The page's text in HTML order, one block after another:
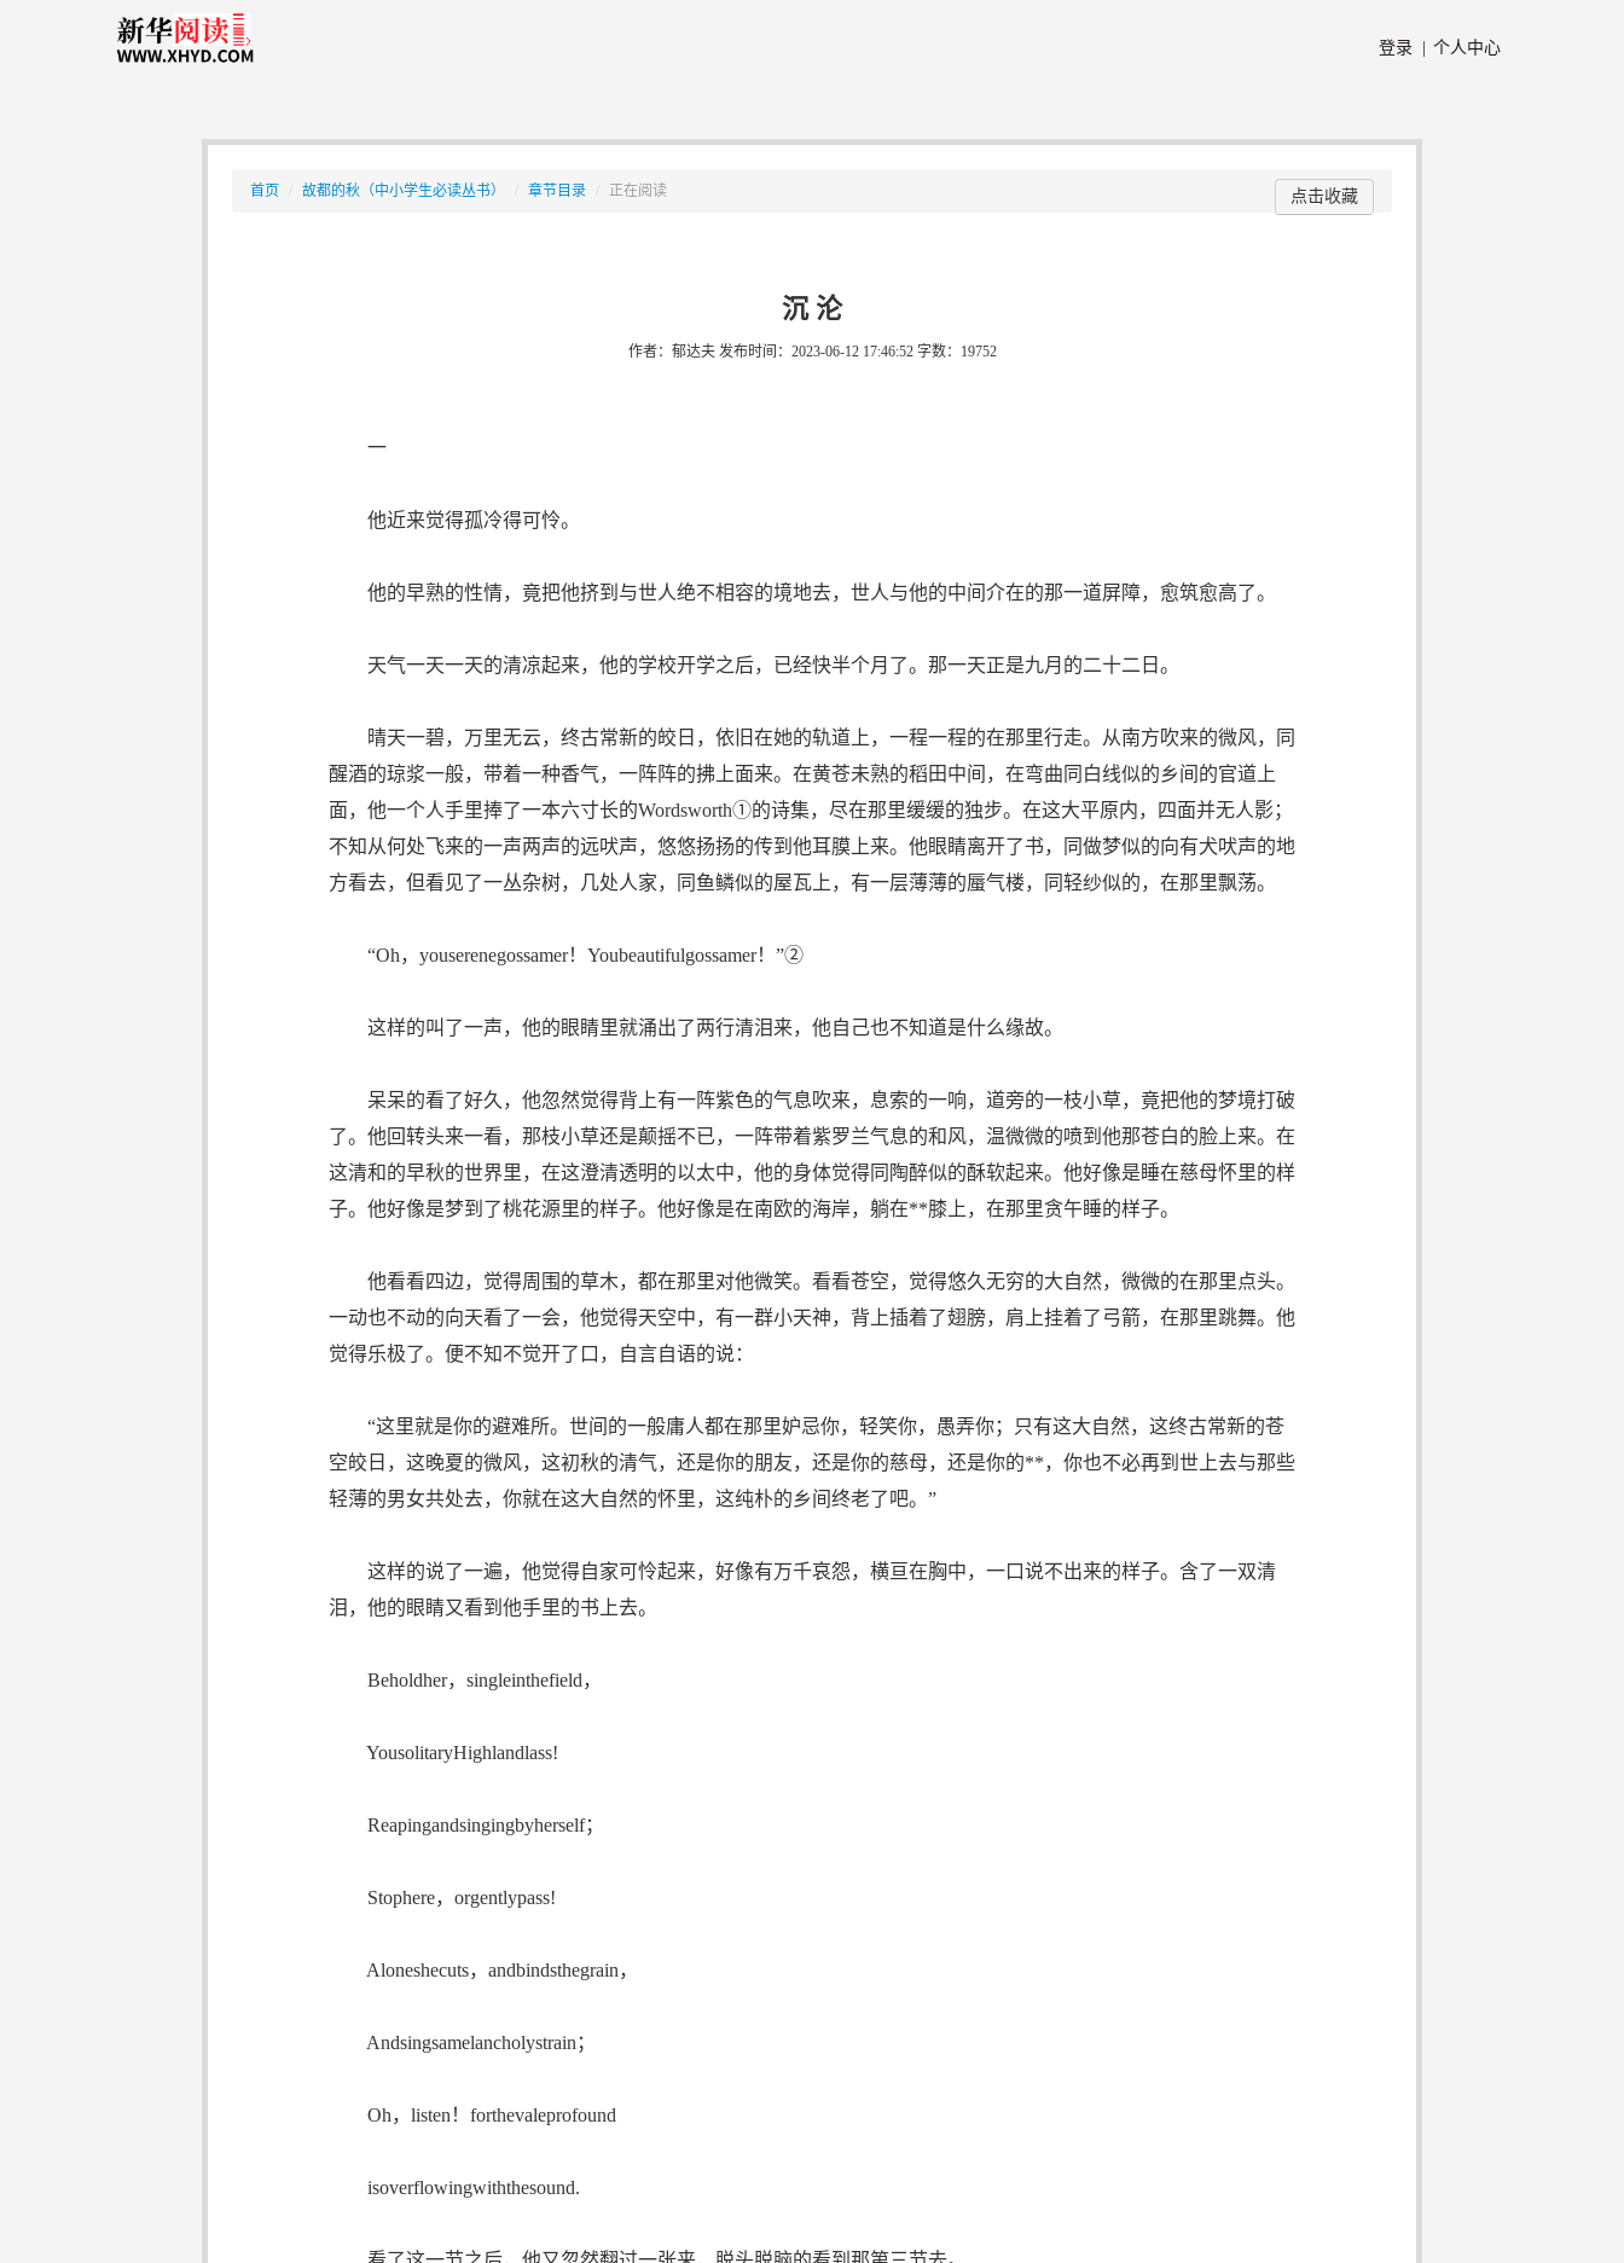
登录 | 个人中心
首页 故都的秋（中小学生必读丛书） 章节目录 正在阅读 点击收藏
沉 沦
作者：郁达夫 发布时间：2023-06-12 17:46:52 字数：19752
一
他近来觉得孤冷得可怜。
他的早熟的性情，竟把他挤到与世人绝不相容的境地去，世人与他的中间介在的那一道屏障，愈筑愈高了。
天气一天一天的清凉起来，他的学校开学之后，已经快半个月了。那一天正是九月的二十二日。
晴天一碧，万里无云，终古常新的皎日，依旧在她的轨道上，一程一程的在那里行走。从南方吹来的微风，同
醒酒的琼浆一般，带着一种香气，一阵阵的拂上面来。在黄苍未熟的稻田中间，在弯曲同白线似的乡间的官道上
面，他一个人手里捧了一本六寸长的Wordsworth①的诗集，尽在那里缓缓的独步。在这大平原内，四面并无人影；
不知从何处飞来的一声两声的远吠声，悠悠扬扬的传到他耳膜上来。他眼睛离开了书，同做梦似的向有犬吠声的地
方看去，但看见了一丛杂树，几处人家，同鱼鳞似的屋瓦上，有一层薄薄的蜃气楼，同轻纱似的，在那里飘荡。
“Oh，youserenegossamer！Youbeautifulgossamer！”②
这样的叫了一声，他的眼睛里就涌出了两行清泪来，他自己也不知道是什么缘故。
呆呆的看了好久，他忽然觉得背上有一阵紫色的气息吹来，息索的一响，道旁的一枝小草，竟把他的梦境打破
了。他回转头来一看，那枝小草还是颠摇不已，一阵带着紫罗兰气息的和风，温微微的喷到他那苍白的脸上来。在
这清和的早秋的世界里，在这澄清透明的以太中，他的身体觉得同陶醉似的酥软起来。他好像是睡在慈母怀里的样
子。他好像是梦到了桃花源里的样子。他好像是在南欧的海岸，躺在**膝上，在那里贪午睡的样子。
他看看四边，觉得周围的草木，都在那里对他微笑。看看苍空，觉得悠久无穷的大自然，微微的在那里点头。
一动也不动的向天看了一会，他觉得天空中，有一群小天神，背上插着了翅膀，肩上挂着了弓箭，在那里跳舞。他
觉得乐极了。便不知不觉开了口，自言自语的说：
“这里就是你的避难所。世间的一般庸人都在那里妒忌你，轻笑你，愚弄你；只有这大自然，这终古常新的苍
空皎日，这晚夏的微风，这初秋的清气，还是你的朋友，还是你的慈母，还是你的**，你也不必再到世上去与那些
轻薄的男女共处去，你就在这大自然的怀里，这纯朴的乡间终老了吧。”
这样的说了一遍，他觉得自家可怜起来，好像有万千哀怨，横亘在胸中，一口说不出来的样子。含了一双清
泪，他的眼睛又看到他手里的书上去。
Beholdher，singleinthefield，
YousolitaryHighlandlass!
Reapingandsingingbyherself；
Stophere，orgentlypass!
Aloneshecuts，andbindsthegrain，
Andsingsamelancholystrain；
Oh，listen！forthevaleprofound
isoverflowingwiththesound.